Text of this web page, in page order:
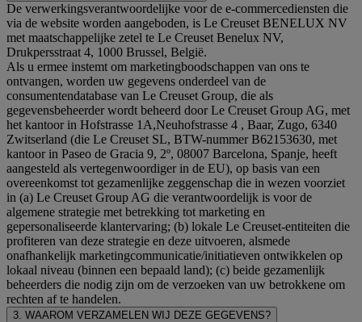
De verwerkingsverantwoordelijke voor de e-commercediensten die
via de website worden aangeboden, is Le Creuset BENELUX NV
met maatschappelijke zetel te Le Creuset Benelux NV,
Drukpersstraat 4, 1000 Brussel, België.
Als u ermee instemt om marketingboodschappen van ons te
ontvangen, worden uw gegevens onderdeel van de
consumentendatabase van Le Creuset Group, die als
gegevensbeheerder wordt beheerd door Le Creuset Group AG, met
het kantoor in Hofstrasse 1A,Neuhofstrasse 4 , Baar, Zugo, 6340
Zwitserland (die Le Creuset SL, BTW-nummer B62153630, met
kantoor in Paseo de Gracia 9, 2º, 08007 Barcelona, Spanje, heeft
aangesteld als vertegenwoordiger in de EU), op basis van een
overeenkomst tot gezamenlijke zeggenschap die in wezen voorziet
in (a) Le Creuset Group AG die verantwoordelijk is voor de
algemene strategie met betrekking tot marketing en
gepersonaliseerde klantervaring; (b) lokale Le Creuset-entiteiten die
profiteren van deze strategie en deze uitvoeren, alsmede
onafhankelijk marketingcommunicatie/initiatieven ontwikkelen op
lokaal niveau (binnen een bepaald land); (c) beide gezamenlijk
beheerders die nodig zijn om de verzoeken van uw betrokkene om
rechten af te handelen.
3. WAAROM VERZAMELEN WIJ DEZE GEGEVENS?